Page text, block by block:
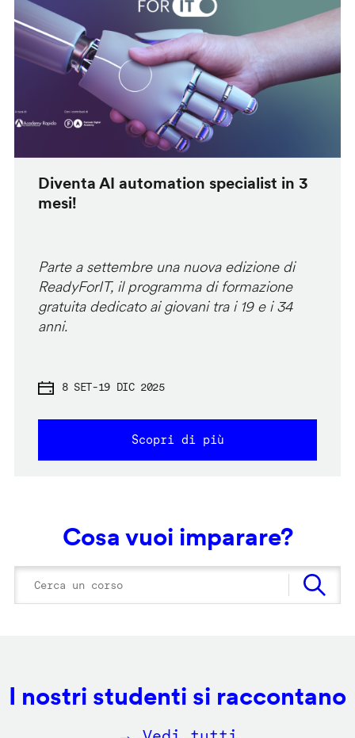
Diventa AI automation specialist in 3
mesi!
Parte a settembre una nuova edizione di
ReadyForIT, il programma di formazione
gratuita dedicato ai giovani tra i 19 e i 34
anni.
8 SET-19 DIC 2025
Scopri di più
Cosa vuoi imparare?
I nostri studenti si raccontano